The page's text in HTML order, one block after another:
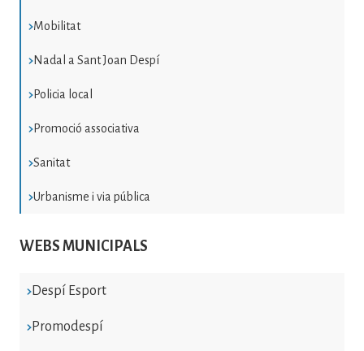
Mobilitat
Nadal a Sant Joan Despí
Policia local
Promoció associativa
Sanitat
Urbanisme i via pública
WEBS MUNICIPALS
Despí Esport
Promodespí